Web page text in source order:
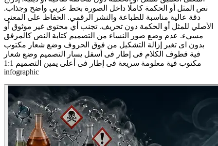
نص المثل أو الحكمة كاملًا داخل الصورة بخط عربي واضح وجذاب.
دقة عالية مناسبة للطباعة والنشر الرقمي. الحفاظ على المعنى
الأصلي للمثل أو الحكمة دون تحريف. تجنب أي محتوى غير موثوق أو
مسيء. عدم وضع صور النساء من التصميم كتابة النص كالمرفق
بدون اى تغير إزالة التشكيل من فوق الحروف وضع شعار مكتوب
فية قطوف الكلام فى إطار فى أسفل يسار التصميم وضع شعار
مكتوب فية معلومة سريعة فى إطار فى أعلى يمين التصميم 1:1
infographic